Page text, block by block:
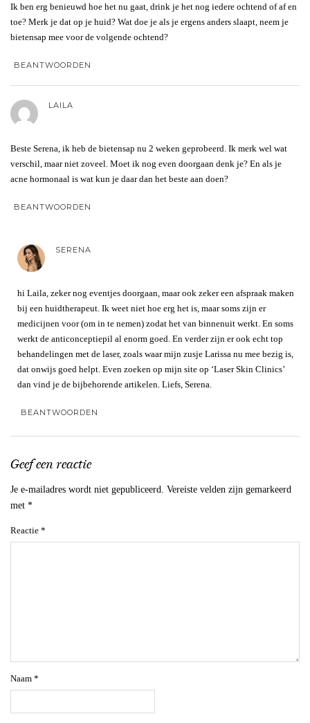
Ik ben erg benieuwd hoe het nu gaat, drink je het nog iedere ochtend of af en
toe? Merk je dat op je huid? Wat doe je als je ergens anders slaapt, neem je
bietensap mee voor de volgende ochtend?
BEANTWOORDEN
LAILA
Beste Serena, ik heb de bietensap nu 2 weken geprobeerd. Ik merk wel wat
verschil, maar niet zoveel. Moet ik nog even doorgaan denk je? En als je
acne hormonaal is wat kun je daar dan het beste aan doen?
BEANTWOORDEN
SERENA
hi Laila, zeker nog eventjes doorgaan, maar ook zeker een afspraak maken
bij een huidtherapeut. Ik weet niet hoe erg het is, maar soms zijn er
medicijnen voor (om in te nemen) zodat het van binnenuit werkt. En soms
werkt de anticonceptiepil al enorm goed. En verder zijn er ook echt top
behandelingen met de laser, zoals waar mijn zusje Larissa nu mee bezig is,
dat onwijs goed helpt. Even zoeken op mijn site op ‘Laser Skin Clinics’
dan vind je de bijbehorende artikelen. Liefs, Serena.
BEANTWOORDEN
Geef een reactie
Je e-mailadres wordt niet gepubliceerd. Vereiste velden zijn gemarkeerd
met *
Reactie *
Naam *